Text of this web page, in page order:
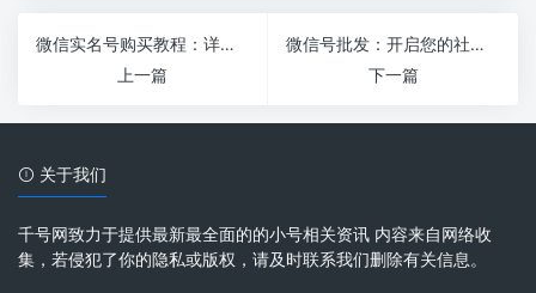
微信实名号购买教程：详细步骤与注意事项
上一篇
微信号批发：开启您的社交媒体营销新时代
下一篇
关于我们
千号网致力于提供最新最全面的的小号相关资讯 内容来自网络收
集，若侵犯了你的隐私或版权，请及时联系我们删除有关信息。